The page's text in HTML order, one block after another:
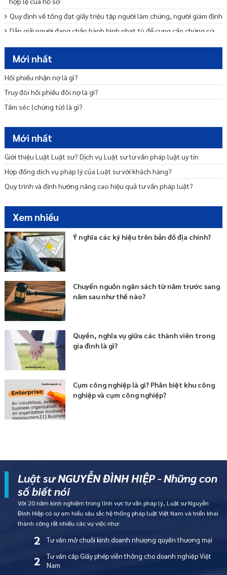
Quy định về tống đạt giấy triệu tập người làm chứng, người giám định
Dẫn giải người đang chấp hành hình phạt tù để cung cấp chứng cứ
ngoài
Trình tự, thủ tục và thời hạn thông báo kết quả thực hiện ủy thác tư
pháp của nước ngoài
Chi phí thực hiện trương trợ tư pháp về dân sự
Nguyên tắc tương trợ tư pháp
Ủy thác tư pháp và hình thức thực hiện tương trợ tư pháp
Mới nhất
Hối phiếu nhận nợ là gì?
Truy đòi hối phiếu đòi nợ là gì?
Tấm séc (chứng từ) là gì?
Mới nhất
Giới thiệu Luật Luật sư? Dịch vụ Luật sư tư vấn pháp luật uy tín
Hợp đồng dịch vụ pháp lý của Luật sư với khách hàng?
Quy trình và định hướng nâng cao hiệu quả tư vấn pháp luật?
Xem nhiều
Ý nghĩa các ký hiệu trên bản đồ địa chính?
Chuyển nguồn ngân sách từ năm trước sang
năm sau như thế nào?
Quyền, nghĩa vụ giữa các thành viên trong
gia đình là gì?
Cụm công nghiệp là gì? Phân biệt khu công
nghiệp và cụm công nghiệp?
Luật sư NGUYỄN ĐÌNH HIỆP - Những con
số biết nói
Với 20 năm kinh nghiệm trong lĩnh vực tư vấn pháp lý, Luật sư Nguyễn
Đình Hiệp có sự am hiểu sâu sắc hệ thống pháp luật Việt Nam và triển khai
thành công rất nhiều các vụ việc như:
2 Tư vấn mở chuỗi kinh doanh nhượng quyền thương mại
2
Tư vấn cấp Giấy phép viễn thông cho doanh nghiệp Việt
Nam